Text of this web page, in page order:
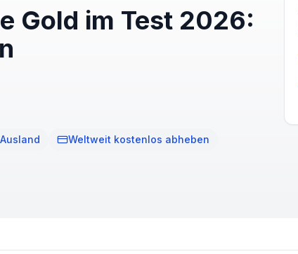
Gold im Test 2026:
Weltweit kostenlos abheben